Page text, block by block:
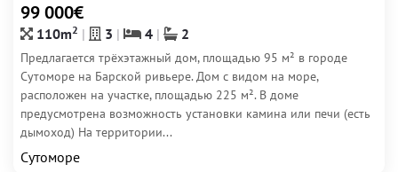
99 000€
110m2 3 4 2
Предлагается трёхэтажный дом, площадью 95 м² в городе
Сутоморе на Барской ривьере. Дом с видом на море,
расположен на участке, площадью 225 м². В доме
предусмотрена возможность установки камина или печи (есть
дымоход) На территории...
Сутоморе